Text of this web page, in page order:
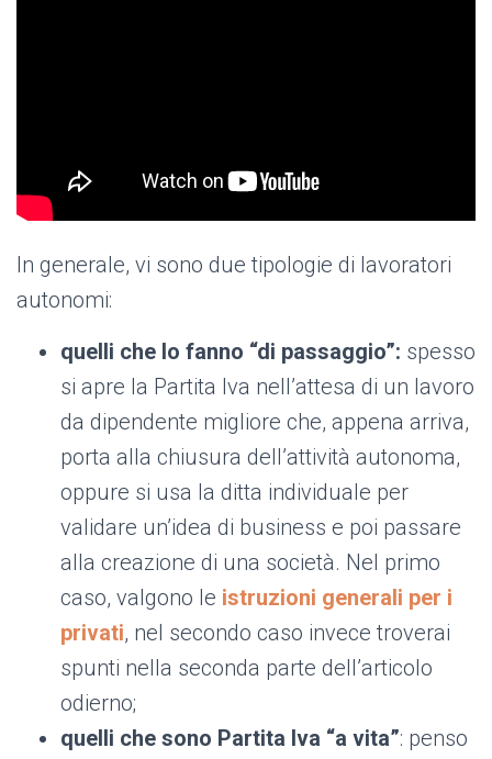
In generale, vi sono due tipologie di lavoratori
autonomi:
quelli che lo fanno “di passaggio”: spesso
si apre la Partita Iva nell’attesa di un lavoro
da dipendente migliore che, appena arriva,
porta alla chiusura dell’attività autonoma,
oppure si usa la ditta individuale per
validare un’idea di business e poi passare
alla creazione di una società. Nel primo
caso, valgono le istruzioni generali per i
privati, nel secondo caso invece troverai
spunti nella seconda parte dell’articolo
odierno;
quelli che sono Partita Iva “a vita”: penso